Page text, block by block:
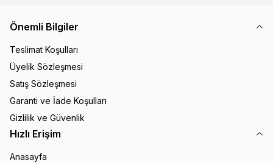
Önemli Bilgiler
Teslimat Koşulları
Üyelik Sözleşmesi
Satış Sözleşmesi
Garanti ve İade Koşulları
Gizlilik ve Güvenlik
Hızlı Erişim
Anasayfa